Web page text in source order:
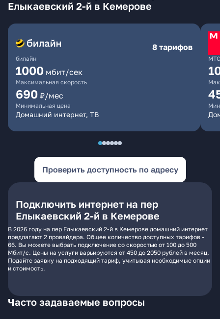
Елыкаевский 2-й в Кемерове
билайн
8 тарифов
1000 мбит/сек
Максимальная скорость
690 ₽/мес
Минимальная цена
Домашний интернет, ТВ
МТС
Проверить доступность по адресу
Подключить интернет на пер
Елыкаевский 2-й в Кемерове
В 2026 году на пер Елыкаевский 2-й в Кемерове домашний интернет
предлагают 2 провайдера. Общее количество доступных тарифов -
66. Вы можете выбрать подключение со скоростью от 100 до 500
Мбит/с. Цены на услуги варьируются от 450 до 2050 рублей в месяц.
Подайте заявку на подходящий тариф, учитывая необходимые опции
и стоимость.
Часто задаваемые вопросы